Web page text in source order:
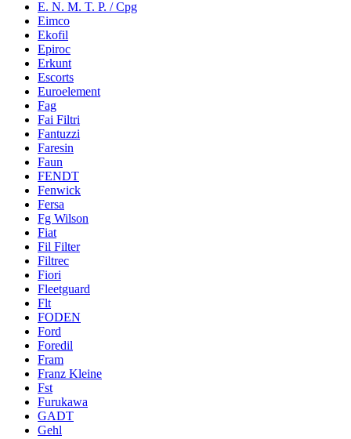
E. N. M. T. P. / Cpg
Eimco
Ekofil
Epiroc
Erkunt
Escorts
Euroelement
Fag
Fai Filtri
Fantuzzi
Faresin
Faun
FENDT
Fenwick
Fersa
Fg Wilson
Fiat
Fil Filter
Filtrec
Fiori
Fleetguard
Flt
FODEN
Ford
Foredil
Fram
Franz Kleine
Fst
Furukawa
GADT
Gehl